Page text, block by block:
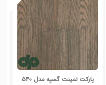
پارکت لمینت گسپه مدل 540